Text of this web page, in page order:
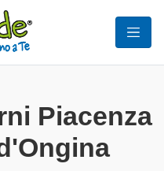
Piacenza